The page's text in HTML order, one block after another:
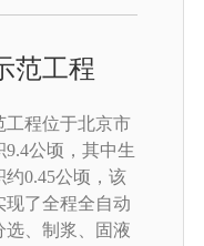
范工程
工程位于北京市
公顷，其中生
0.45公顷，该
现了全程全自动
选、制浆、固液